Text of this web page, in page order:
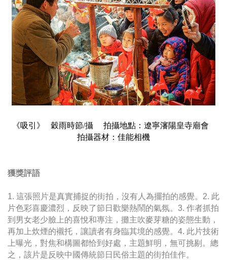
《吸引》 穀雨時節/攝 拍攝地點：遼寧瀋陽皇寺廟會
拍攝器材：佳能相機
獲獎評語
1. 這張照片是真實捕捉的街拍，沒有人為擺拍的感覺。2. 此
片色彩喜慶濃烈，反映了節日歡樂熱鬧的氣氛。3. 作者抓拍
到男女老少臉上的喜悅和專注，攤主吹麥芽糖的姿態生動，
再加上炊煙的襯托，讓讀者有身臨其境的感覺。4. 此片技術
上曝光，對焦和構圖都恰到好處，主題鮮明，無可挑剔。總
之，該片是反映中國傳統節日民俗主題的街拍佳作。